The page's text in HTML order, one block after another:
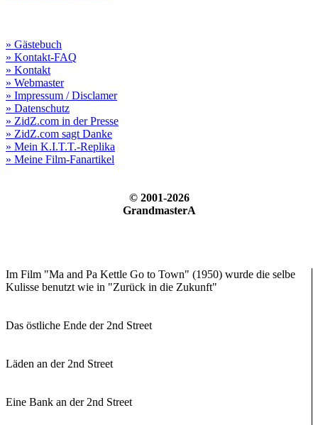
» Gästebuch
» Kontakt-FAQ
» Kontakt
» Webmaster
» Impressum / Disclamer
» Datenschutz
» ZidZ.com in der Presse
» ZidZ.com sagt Danke
» Mein K.I.T.T.-Replika
» Meine Film-Fanartikel
© 2001-2026
GrandmasterA
Im Film "Ma and Pa Kettle Go to Town" (1950) wurde die selbe
Kulisse benutzt wie in "Zurück in die Zukunft"
Das östliche Ende der 2nd Street
Läden an der 2nd Street
Eine Bank an der 2nd Street